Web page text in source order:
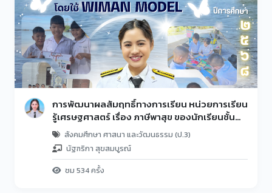
การพัฒนาผลสัมฤทธิ์ทางการเรียน หน่วยการเรียน
รู้เศรษฐศาสตร์ เรื่อง ภาษีพาสุข ของนักเรียนชั้น
ประถมศึกษาปีที่ 3 โดยใช้ WIMAN MODEL
สังคมศึกษา ศาสนา และวัฒนธรรม (ป.3)
นัฐฑริกา สุขสมบูรณ์
ชม 534 ครั้ง